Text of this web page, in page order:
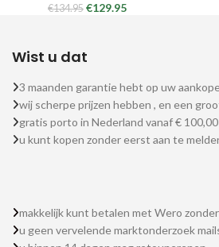
€134.95 €129.95
Wist u dat
3 maanden garantie hebt op uw
wij scherpe prijzen hebben , en een
gratis porto in Nederland vanaf € 100,00
u kunt kopen zonder eerst aan te
makkelijk kunt betalen met Wero
u geen vervelende marktonderzoek